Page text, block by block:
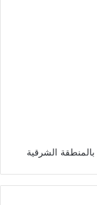
الشرقية